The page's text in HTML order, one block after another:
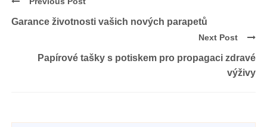
Garance životnosti vašich nových parapetů
Next Post
Papírové tašky s potiskem pro propagaci zdravé
výživy